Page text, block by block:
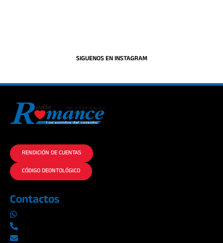
SIGUENOS EN INSTAGRAM
RENDICIÓN DE CUENTAS
CÓDIGO DEONTOLÓGICO
Contactos